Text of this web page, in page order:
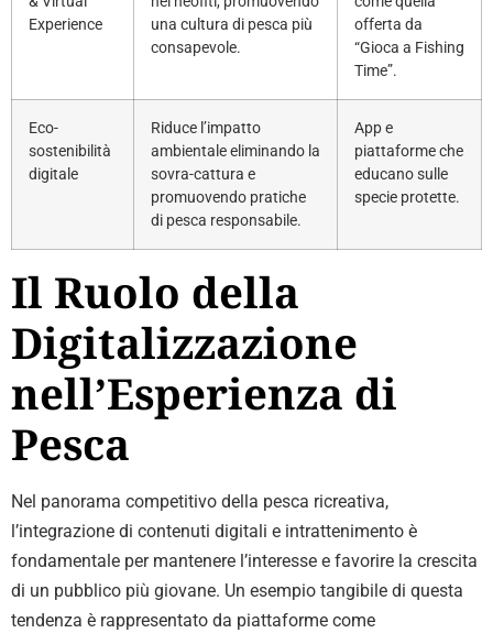
Experience
una cultura di pesca più
consapevole.
offerta da
“Gioca a Fishing
Time”.
Eco-
sostenibilità
digitale
Riduce l’impatto
ambientale eliminando la
sovra-cattura e
promuovendo pratiche
di pesca responsabile.
App e
piattaforme che
educano sulle
specie protette.
Il Ruolo della
Digitalizzazione
nell’Esperienza di
Pesca
Nel panorama competitivo della pesca ricreativa,
l’integrazione di contenuti digitali e intrattenimento è
fondamentale per mantenere l’interesse e favorire la crescita
di un pubblico più giovane. Un esempio tangibile di questa
tendenza è rappresentato da piattaforme come